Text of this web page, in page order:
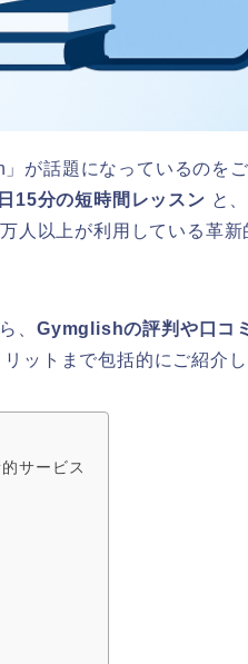
が話題になっているのを
15分の短時間レッスン と、
人以上が利用している革新
、 Gymglishの評判や口コ
ットまで包括的にご紹介し
サービス